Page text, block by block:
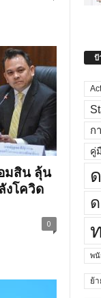
มสิน ลุ้น
งโควิด
0
ป้
ก
คู่
พนั
ย้